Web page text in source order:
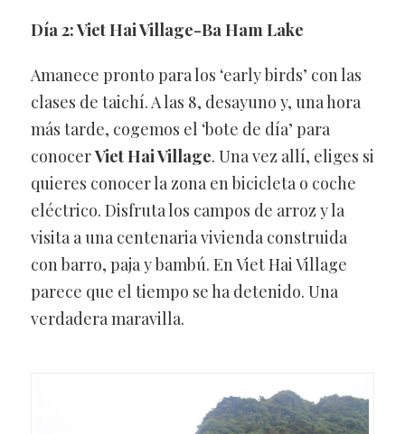
Día 2: Viet Hai Village-Ba Ham Lake
Amanece pronto para los ‘early birds’ con las
clases de taichí. A las 8, desayuno y, una hora
más tarde, cogemos el ‘bote de día’ para
conocerViet Hai Village. Una vez allí, eliges si
quieres conocer la zona en bicicleta o coche
eléctrico. Disfruta los campos de arroz y la
visita a una centenaria vivienda construida
con barro, paja y bambú. En Viet Hai Village
parece que el tiempo se ha detenido. Una
verdadera maravilla.